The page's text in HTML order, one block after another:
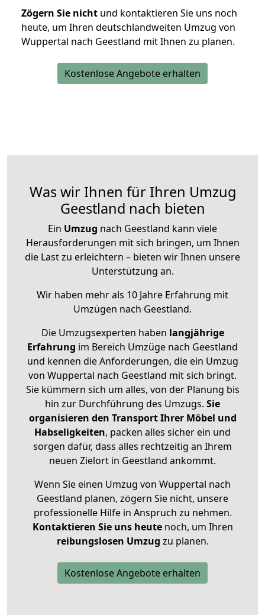
Zögern Sie nicht und kontaktieren Sie uns noch
heute, um Ihren deutschlandweiten Umzug von
Wuppertal nach Geestland mit Ihnen zu planen.
Kostenlose Angebote erhalten
Was wir Ihnen für Ihren Umzug
Geestland nach bieten
Ein Umzug nach Geestland kann viele
Herausforderungen mit sich bringen, um Ihnen
die Last zu erleichtern – bieten wir Ihnen unsere
Unterstützung an.
Wir haben mehr als 10 Jahre Erfahrung mit
Umzügen nach Geestland.
Die Umzugsexperten haben langjährige
Erfahrung im Bereich Umzüge nach Geestland
und kennen die Anforderungen, die ein Umzug
von Wuppertal nach Geestland mit sich bringt.
Sie kümmern sich um alles, von der Planung bis
hin zur Durchführung des Umzugs. Sie
organisieren den Transport Ihrer Möbel und
Habseligkeiten, packen alles sicher ein und
sorgen dafür, dass alles rechtzeitig an Ihrem
neuen Zielort in Geestland ankommt.
Wenn Sie einen Umzug von Wuppertal nach
Geestland planen, zögern Sie nicht, unsere
professionelle Hilfe in Anspruch zu nehmen.
Kontaktieren Sie uns heutenoch, um Ihren
reibungslosen Umzug zu planen.
Kostenlose Angebote erhalten